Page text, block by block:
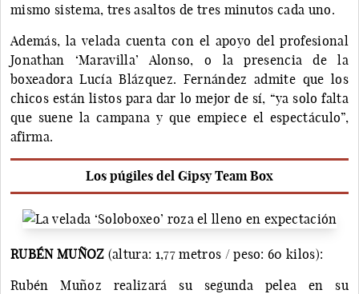
mismo sistema, tres asaltos de tres minutos cada uno.
Además, la velada cuenta con el apoyo del profesional
Jonathan ‘Maravilla’ Alonso, o la presencia de la
boxeadora Lucía Blázquez. Fernández admite que los
chicos están listos para dar lo mejor de sí, “ya solo falta
que suene la campana y que empiece el espectáculo”,
afirma.
Los púgiles del Gipsy Team Box
RUBÉN MUÑOZ (altura: 1,77 metros / peso: 60 kilos):
Rubén Muñoz realizará su segunda pelea en su